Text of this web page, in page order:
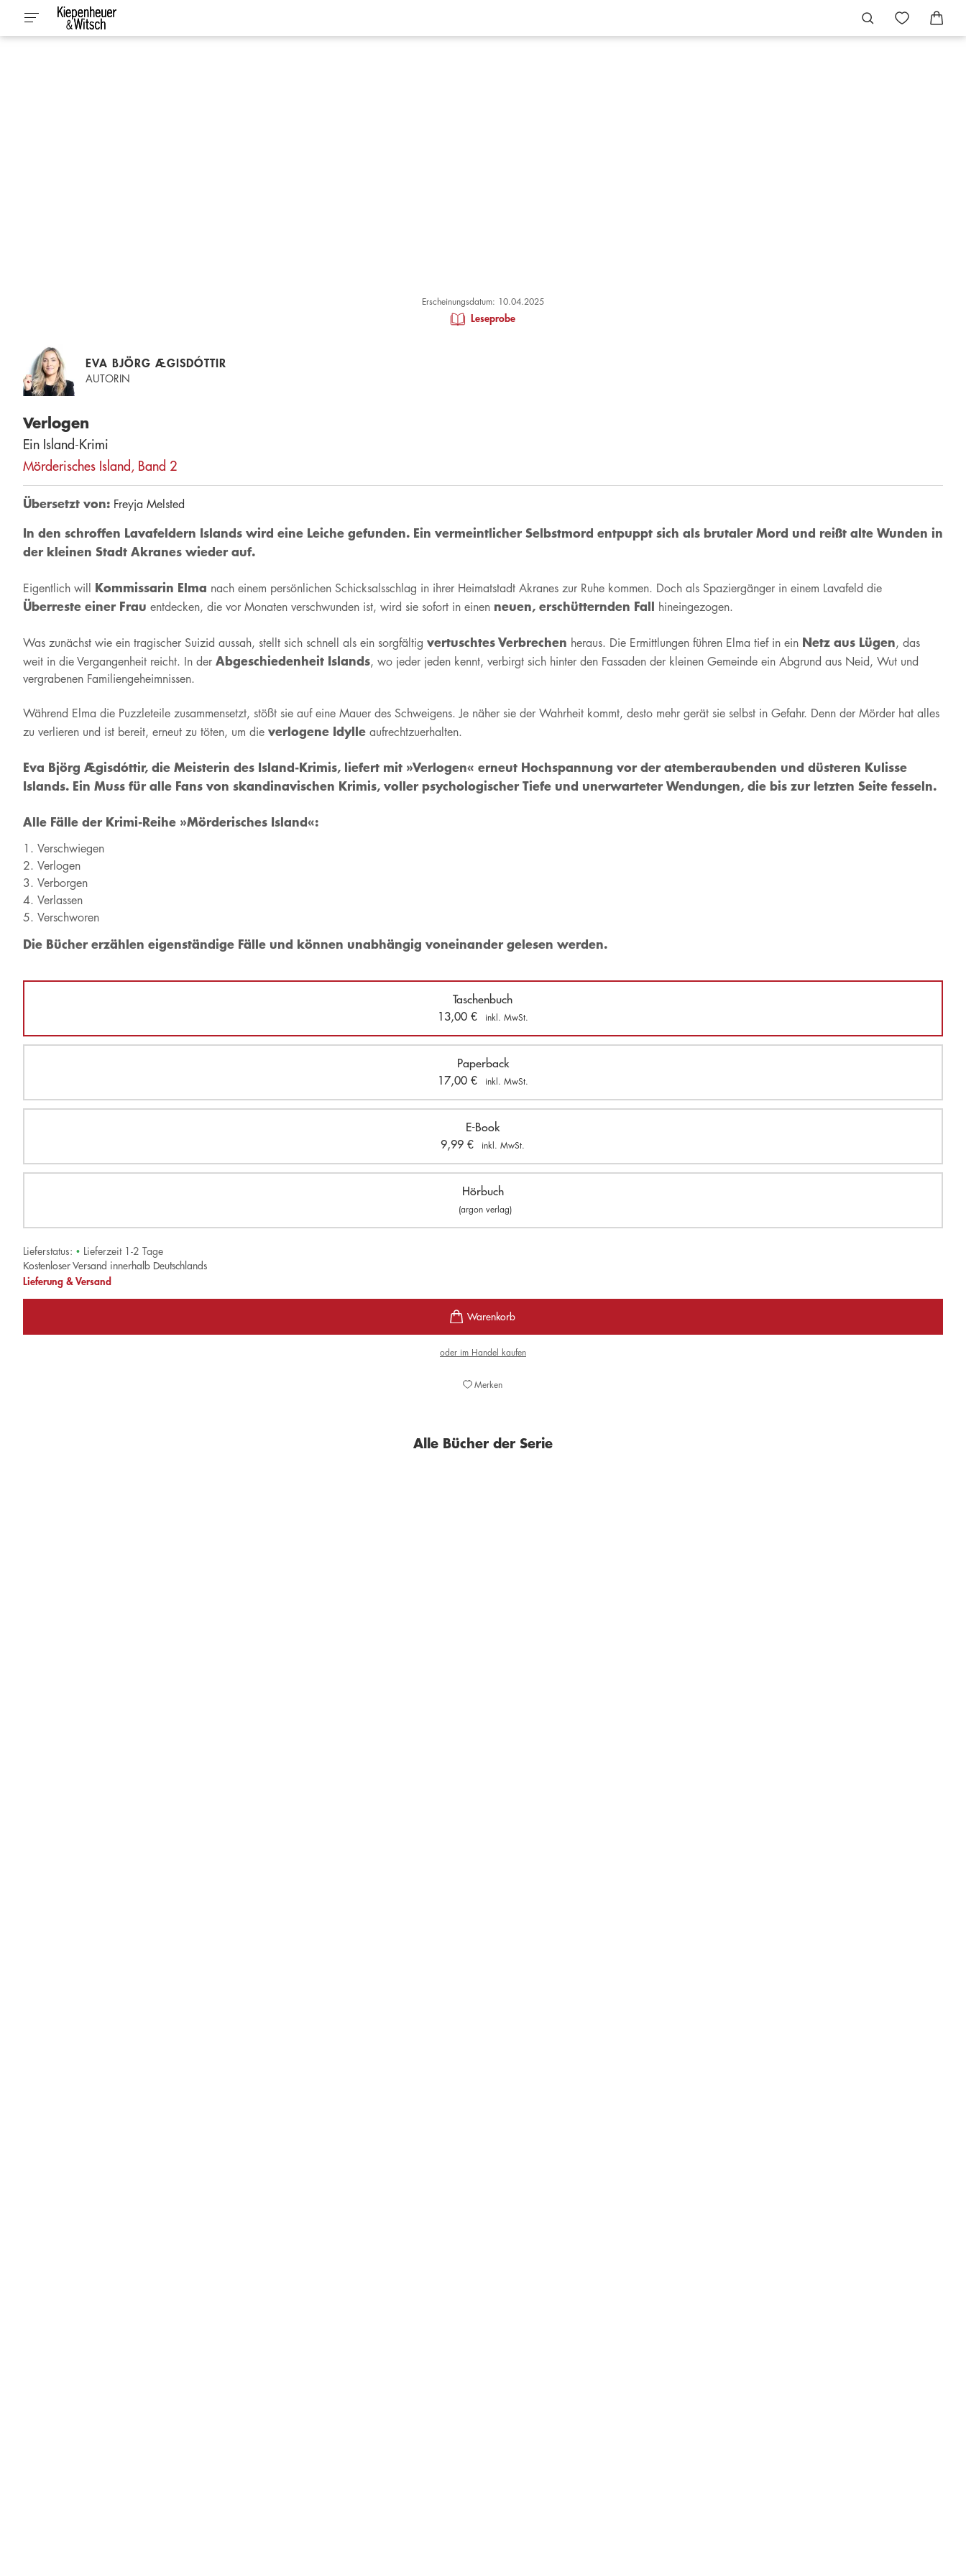
Erscheinungsdatum: 10.04.2025
Leseprobe
EVA BJÖRG ÆGISDÓTTIR
AUTORIN
Verlogen
Ein Island-Krimi
Mörderisches Island, Band 2
Übersetzt von: Freyja Melsted
In den schroffen Lavafeldern Islands wird eine Leiche gefunden. Ein vermeintlicher Selbstmord entpuppt sich als brutaler Mord und reißt alte Wunden in
der kleinen Stadt Akranes wieder auf.
Eigentlich will Kommissarin Elma nach einem persönlichen Schicksalsschlag in ihrer Heimatstadt Akranes zur Ruhe kommen. Doch als Spaziergänger in einem Lavafeld die
Überreste einer Frau entdecken, die vor Monaten verschwunden ist, wird sie sofort in einen neuen, erschütternden Fall hineingezogen.
Was zunächst wie ein tragischer Suizid aussah, stellt sich schnell als ein sorgfältig vertuschtes Verbrechen heraus. Die Ermittlungen führen Elma tief in ein Netz aus Lügen, das
weit in die Vergangenheit reicht. In der Abgeschiedenheit Islands, wo jeder jeden kennt, verbirgt sich hinter den Fassaden der kleinen Gemeinde ein Abgrund aus Neid, Wut und
vergrabenen Familiengeheimnissen.
Während Elma die Puzzleteile zusammensetzt, stößt sie auf eine Mauer des Schweigens. Je näher sie der Wahrheit kommt, desto mehr gerät sie selbst in Gefahr. Denn der Mörder hat alles
zu verlieren und ist bereit, erneut zu töten, um die verlogene Idylleaufrechtzuerhalten.
Eva Björg Ægisdóttir, die Meisterin des Island-Krimis, liefert mit »Verlogen« erneut Hochspannung vor der atemberaubenden und düsteren Kulisse
Islands. Ein Muss für alle Fans von skandinavischen Krimis, voller psychologischer Tiefe und unerwarteter Wendungen, die bis zur letzten Seite fesseln.
Alle Fälle der Krimi-Reihe »Mörderisches Island«:
Verschwiegen
Verlogen
Verborgen
Verlassen
Verschworen
Die Bücher erzählen eigenständige Fälle und können unabhängig voneinander gelesen werden.
Taschenbuch
13,00 € inkl. MwSt.
Paperback
17,00 € inkl. MwSt.
E-Book
9,99€ inkl. MwSt.
Hörbuch
(argon verlag)
Lieferstatus: • Lieferzeit 1-2 Tage
Kostenloser Versand innerhalb Deutschlands
Lieferung & Versand
oder im Handel kaufen
Merken
Alle Bücher der Serie